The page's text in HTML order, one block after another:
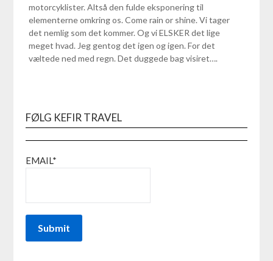
motorcyklister. Altså den fulde eksponering til
elementerne omkring os. Come rain or shine. Vi tager
det nemlig som det kommer. Og vi ELSKER det lige
meget hvad. Jeg gentog det igen og igen. For det
væltede ned med regn. Det duggede bag visiret….
FØLG KEFIR TRAVEL
EMAIL*